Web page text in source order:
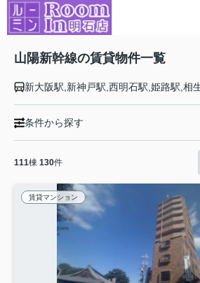
山陽新幹線の賃貸物件一覧
条件から探す
111棟 130件
賃貸マンション